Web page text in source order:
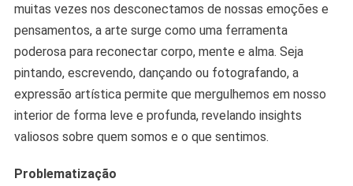
Para
O
Eu
Interior
muitas vezes nos desconectamos de nossas emoções e
pensamentos, a arte surge como uma ferramenta
poderosa para reconectar corpo, mente e alma. Seja
pintando, escrevendo, dançando ou fotografando, a
expressão artística permite que mergulhemos em nosso
interior de forma leve e profunda, revelando insights
valiosos sobre quem somos e o que sentimos.
Problematização